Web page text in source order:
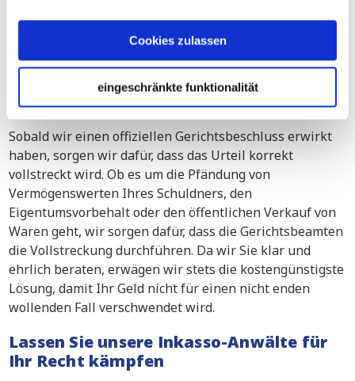
Cookies zulassen
eingeschränkte funktionalität
Verfahren für geringfügige Forderungen
Fast Track-Verfahren
Antrag auf Liquidation
Sobald wir einen offiziellen Gerichtsbeschluss erwirkt
haben, sorgen wir dafür, dass das Urteil korrekt
vollstreckt wird. Ob es um die Pfändung von
Vermögenswerten Ihres Schuldners, den
Eigentumsvorbehalt oder den öffentlichen Verkauf von
Waren geht, wir sorgen dafür, dass die Gerichtsbeamten
die Vollstreckung durchführen. Da wir Sie klar und
ehrlich beraten, erwägen wir stets die kostengünstigste
Lösung, damit Ihr Geld nicht für einen nicht enden
wollenden Fall verschwendet wird.
Lassen Sie unsere Inkasso-Anwälte für
Ihr Recht kämpfen